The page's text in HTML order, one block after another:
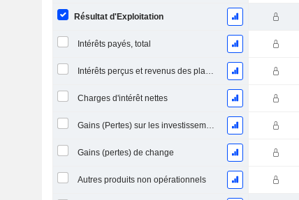
Résultat d'Exploitation
Intérêts payés, total
Intérêts perçus et revenus des placements
Charges d'intérêt nettes
Gains (Pertes) sur les investissements en actions
Gains (pertes) de change
Autres produits non opérationnels